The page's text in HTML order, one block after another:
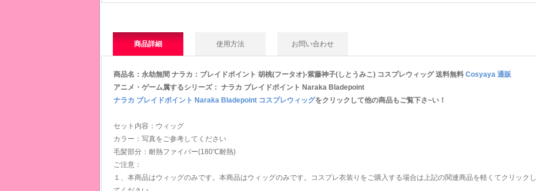
商品詳細 使用方法 お問い合わせ
商品名：永劫無間 ナラカ：ブレイドポイント 胡桃(フータオ)-紫藤神子(しとうみこ) コスプレウィッグ送料無料 Cosyaya 通販
アニメ・ゲーム属するシリーズ： ナラカ ブレイドポイント Naraka Bladepoint
ナラカ ブレイドポイント Naraka Bladepoint コスプレウィッグをクリックして他の商品もご覧下さ~い！
セット内容：ウィッグ
カラー：写真をご参考してください
毛髪部分：耐熱ファイバー(180℃耐熱)
ご注意：
１、本商品はウィッグのみです。本商品はウィッグのみです。コスプレ衣装りをご購入する場合は上記の関連商品を軽くてクリックし